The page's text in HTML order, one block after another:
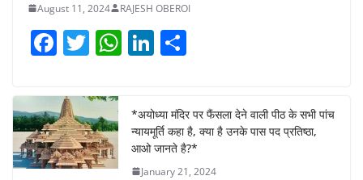
August 11, 2024 RAJESH OBEROI
F
c
e
b
o
T
itt
er
W
s
A
p
Li
e
dI
n
e
*अयोध्या मंदिर पर फैंसला देने वाली पीठ के सभी पांच
न्यायमूर्ति कहा है, क्या है उनके पास पद प्रतिष्ठा,
आओ जानते है?*
January 21, 2024